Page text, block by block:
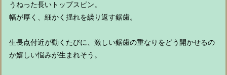
うねった長いトップスピン。
幅が厚く、細かく揺れを繰り返す鋸歯。
生長点付近が動くたびに、激しい鋸歯の重なりをどう開かせるの
か嬉しい悩みが生まれそう。